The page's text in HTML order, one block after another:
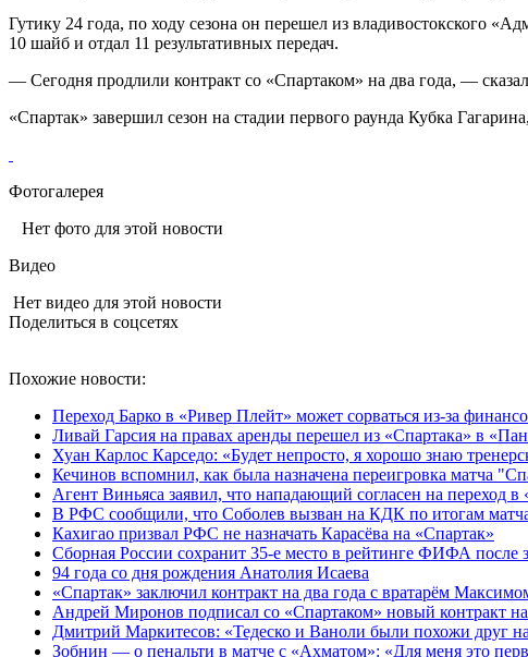
Гутику 24 года, по ходу сезона он перешел из владивостокского
10 шайб и отдал 11 результативных передач.
— Сегодня продлили контракт со «Спартаком» на два года, —
«Спартак» завершил сезон на стадии первого раунда Кубка
Фотогалерея
Нет фото для этой новости
Видео
Нет видео для этой новости
Поделиться в соцсетях
Похожие новости:
Переход Барко в «Ривер Плейт» может сорваться из‑за
Ливай Гарсия на правах аренды перешел из «Спартака» в
Хуан Карлос Карседо: «Будет непросто, я хорошо знаю
Кечинов вспомнил, как была назначена переигровка матча
Агент Виньяса заявил, что нападающий согласен на переход в
В РФС сообщили, что Соболев вызван на КДК по итогам
Кахигао призвал РФС не назначать Карасёва на «Спартак»
Сборная России сохранит 35-е место в рейтинге ФИФА после
94 года со дня рождения Анатолия Исаева
«Спартак» заключил контракт на два года с вратарём
Андрей Миронов подписал со «Спартаком» новый контракт на
Дмитрий Маркитесов: «Тедеско и Ваноли были похожи друг
Зобнин — о пенальти в матче с «Ахматом»: «Для меня это